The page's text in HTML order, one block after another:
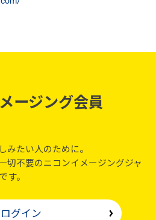
ージング会員
みたい人のために。
切不要のニコンイメージングジャ
す。
ログイン